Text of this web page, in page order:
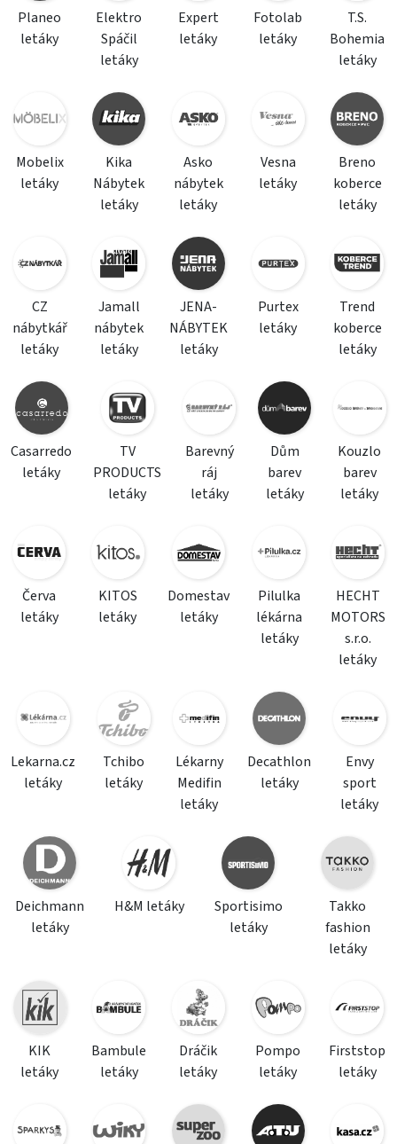
Planeo
letáky
Elektro
Spáčil
letáky
Expert
letáky
Fotolab
letáky
T.S.
Bohemia
letáky
Mobelix
letáky
Kika
Nábytek
letáky
Asko
nábytek
letáky
Vesna
letáky
Breno
koberce
letáky
CZ
nábytkář
letáky
Jamall
nábytek
letáky
JENA-
NÁBYTEK
letáky
Purtex
letáky
Trend
koberce
letáky
Casarredo
letáky
TV
PRODUCTS
letáky
Barevný
ráj
letáky
Dům
barev
letáky
Kouzlo
barev
letáky
Červa
letáky
KITOS
letáky
Domestav
letáky
Pilulka
lékárna
letáky
HECHT
MOTORS
s.r.o.
letáky
Lekarna.cz
letáky
Tchibo
letáky
Lékarny
Medifin
letáky
Decathlon
letáky
Envy
sport
letáky
Deichmann
letáky
H&M letáky
Sportisimo
letáky
Takko
fashion
letáky
KIK
letáky
Bambule
letáky
Dráčik
letáky
Pompo
letáky
Firststop
letáky